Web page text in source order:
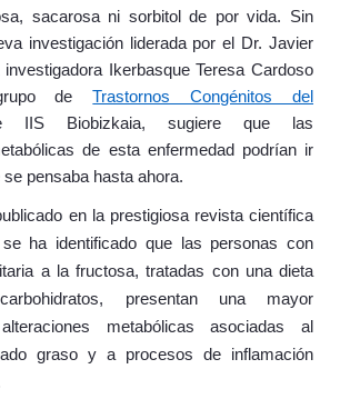
sacarosa ni sorbitol de por vida. Sin
investigación liderada por el Dr. Javier
Ikerbasque Teresa Cardoso
deTrastornos Congénitos del
Biobizkaia, sugiere que las
de esta enfermedad podrían ir
pensaba hasta ahora.
en la prestigiosa revista científica
ha identificado que las personas con
a la fructosa, tratadas con una dieta
presentan una mayor
metabólicas asociadas al
graso y a procesos de inflamación